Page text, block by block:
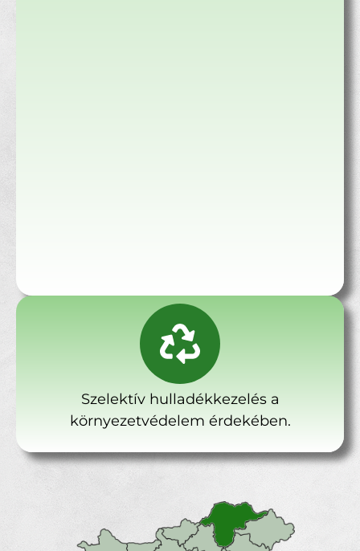
Szelektív hulladékkezelés a
környezetvédelem érdekében.